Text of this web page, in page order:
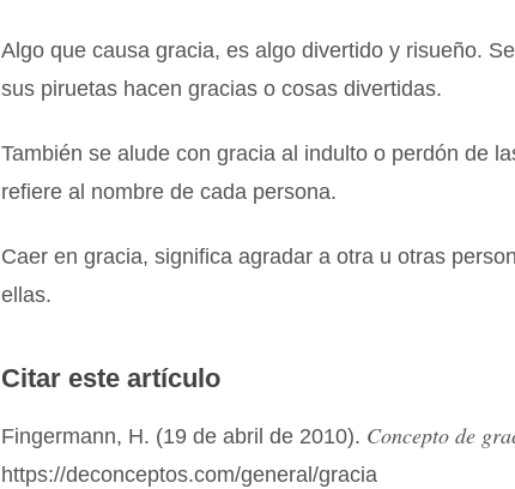
Algo que causa gracia, es algo divertido y risueño.
sus piruetas hacen gracias o cosas divertidas.
También se alude con gracia al indulto o perdón de
refiere al nombre de cada persona.
Caer en gracia, significa agradar a otra u otras
ellas.
Citar este artículo
Fingermann, H. (19 de abril de 2010). Concepto de
https://deconceptos.com/general/gracia